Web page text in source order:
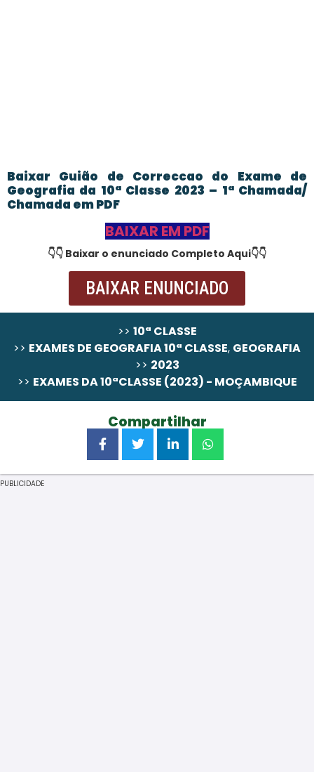
Baixar Guião de Correccao do Exame de
Geografia da 10ª Classe 2023 – 1ª Chamada/
Chamada em PDF
BAIXAR EM PDF
👇👇 Baixar o enunciado Completo Aqui👇👇
BAIXAR ENUNCIADO
>> 10ª CLASSE
>> EXAMES DE GEOGRAFIA 10ª CLASSE, GEOGRAFIA
>> 2023
>> EXAMES DA 10ªCLASSE (2023) - MOÇAMBIQUE
Resolução passo a Passo ainda não alocada,
comprá-la em wa.me/258867131324
Compartilhar
PUBLICIDADE